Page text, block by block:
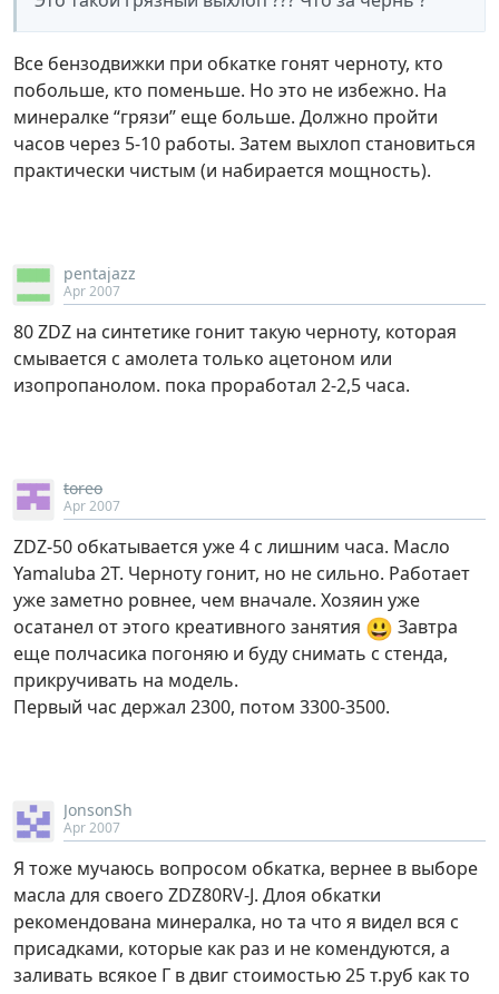
Все бензодвижки при обкатке гонят черноту, кто
побольше, кто поменьше. Но это не избежно. На
минералке “грязи” еще больше. Должно пройти
часов через 5-10 работы. Затем выxлоп становиться
практически чистым (и набирается мощность).
pentajazz
Apr 2007
80 ZDZ на синтетике гонит такую черноту, которая
смывается с амолета только ацетоном или
изопропанолом. пока проработал 2-2,5 часа.
toreo
Apr 2007
ZDZ-50 обкатывается уже 4 с лишним часа. Масло
Yamaluba 2T. Черноту гонит, но не сильно. Работает
уже заметно ровнее, чем вначале. Хозяин уже
осатанел от этого креативного занятия 😃 Завтра
еще полчасика погоняю и буду снимать с стенда,
прикручивать на модель.
Первый час держал 2300, потом 3300-3500.
JonsonSh
Apr 2007
Я тоже мучаюсь вопросом обкатка, вернее в выборе
масла для своего ZDZ80RV-J. Длоя обкатки
рекомендована минералка, но та что я видел вся с
присадками, которые как раз и не комендуются, а
заливать всякое Г в двиг стоимостью 25 т.руб как то